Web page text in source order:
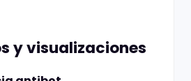
y visualizaciones